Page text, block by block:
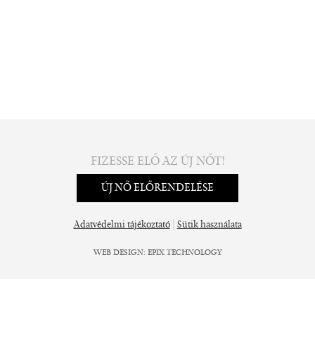
FIZESSE ELŐ AZ ÚJ NŐT!
ÚJ NŐ ELŐRENDELÉSE
Adatvédelmi tájékoztató| Sütik használata
WEB DESIGN: EPIX TECHNOLOGY